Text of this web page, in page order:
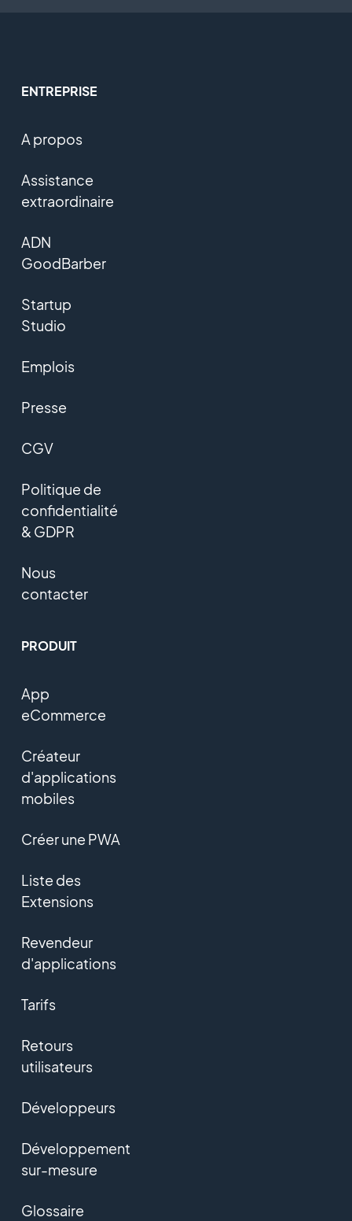
ENTREPRISE
A propos
Assistance
extraordinaire
ADN
GoodBarber
Startup
Studio
Emplois
Presse
CGV
Politique de
confidentialité
& GDPR
Nous
contacter
PRODUIT
App
eCommerce
Créateur
d'applications
mobiles
Créer une PWA
Liste des
Extensions
Revendeur
d'applications
Tarifs
Retours
utilisateurs
Développeurs
Développement
sur-mesure
Glossaire